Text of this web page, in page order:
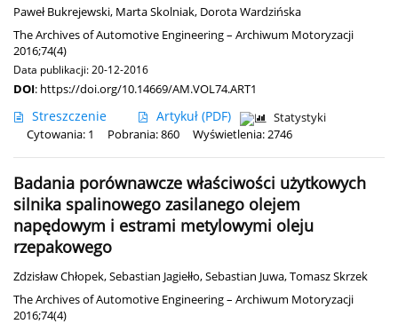
Paweł Bukrejewski, Marta Skolniak, Dorota Wardzińska
The Archives of Automotive Engineering – Archiwum Motoryzacji
2016;74(4)
Data publikacji: 20-12-2016
DOI: https://doi.org/10.14669/AM.VOL74.ART1
Streszczenie Artykuł (PDF)
Statystyki
Cytowania: 1
Pobrania: 860 Wyświetlenia: 2746
Badania porównawcze właściwości użytkowych
silnika spalinowego zasilanego olejem
napędowym i estrami metylowymi oleju
rzepakowego
Zdzisław Chłopek,Sebastian Jagiełło,Sebastian Juwa,Tomasz Skrzek
The Archives of Automotive Engineering – Archiwum Motoryzacji
2016;74(4)